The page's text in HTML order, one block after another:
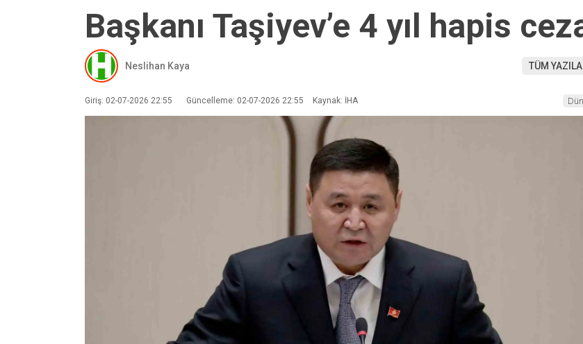
Başkanı Taşiyev’e 4 yıl hapis
Neslihan Kaya TÜM
Giriş: 02-07-2026 22:55 Güncelleme: 02-07-2026 22:55 Kaynak: İHA